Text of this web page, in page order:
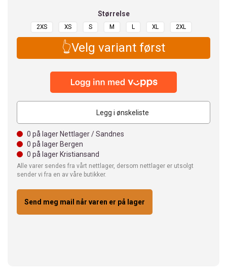
Størrelse
2XS XS S M L XL 2XL
👆Velg variant først
Legg i ønskeliste
0 på lager Nettlager / Sandnes
0 på lager Bergen
0 på lager Kristiansand
Alle varer sendes fra vårt nettlager, dersom nettlager er utsolgt
sender vi fra en av våre butikker.
Send meg mail når varen er på lager